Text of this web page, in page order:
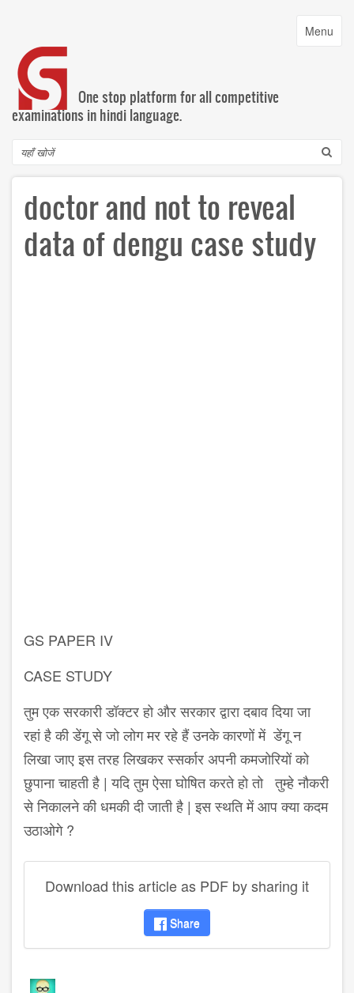
content
Toggle
Menu
One stop platform for all competitive
examinations in hindi language.
Search
doctor and not to reveal
data of dengu case study
GS PAPER IV
CASE STUDY
तुम एक सरकारी डॉक्टर हो और सरकार द्वारा दबाव दिया जा
रहां है की डेंगू से जो लोग मर रहे हैं उनके कारणों में डेंगू न
लिखा जाए इस तरह लिखकर स्सर्कार अपनी कमजोरियों को
छुपाना चाहती है | यदि तुम ऐसा घोषित करते हो तो तुम्हे नौकरी
से निकालने की धमकी दी जाती है | इस स्थति में आप क्या कदम
उठाओगे ?
Download this article as PDF by sharing it
Share